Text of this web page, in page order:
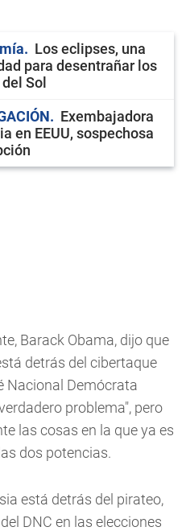
Los eclipses, una
para desentrañar los
Sol
Exembajadora
en EEUU, sospechosa
Barack Obama, dijo que
detrás del cibertaque
Nacional Demócrata
problema", pero
las cosas en la que ya es
dos potencias.
está detrás del pirateo,
DNC en las elecciones